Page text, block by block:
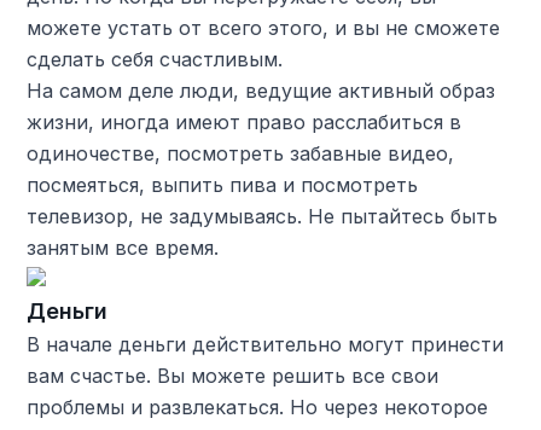
можете устать от всего этого, и вы не сможете
сделать себя счастливым.
На самом деле люди, ведущие активный образ
жизни, иногда имеют право расслабиться в
одиночестве, посмотреть забавные видео,
посмеяться, выпить пива и посмотреть
телевизор, не задумываясь. Не пытайтесь быть
занятым все время.
Деньги
В начале деньги действительно могут принести
вам счастье. Вы можете решить все свои
проблемы и развлекаться. Но через некоторое